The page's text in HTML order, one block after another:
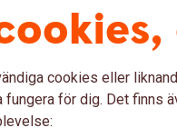
tillgångar
det finns mer än
cookies eller
för dig. Det finns